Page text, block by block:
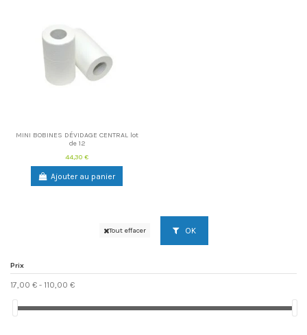
MINI BOBINES DÉVIDAGE CENTRAL lot
de 12
44,30 €
Ajouter au panier
Tout effacer OK
Prix
17,00 € - 110,00 €